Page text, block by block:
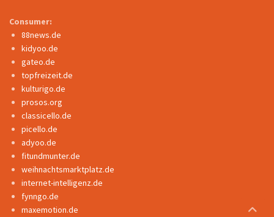
Consumer:
88news.de
kidyoo.de
gateo.de
topfreizeit.de
kulturigo.de
prosos.org
classicello.de
picello.de
adyoo.de
fitundmunter.de
weihnachtsmarktplatz.de
internet-intelligenz.de
fynngo.de
maxemotion.de